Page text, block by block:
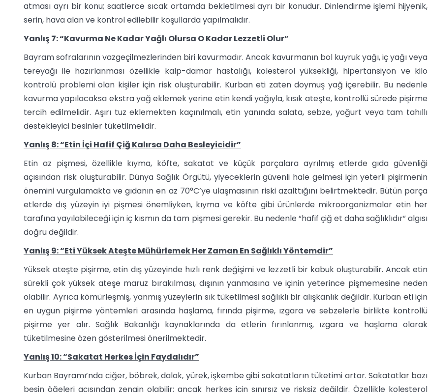
atması ayrı bir konu; saatlerce sıcak ortamda bekletilmesi ayrı bir konudur. Dinlendirme işlemi hijyenik,
serin, hava alan ve kontrol edilebilir koşullarda yapılmalıdır.
Yanlış 7: “Kavurma Ne Kadar Yağlı Olursa O Kadar Lezzetli Olur”
Bayram sofralarının vazgeçilmezlerinden biri kavurmadır. Ancak kavurmanın bol kuyruk yağı, iç yağı veya
tereyağı ile hazırlanması özellikle kalp-damar hastalığı, kolesterol yüksekliği, hipertansiyon ve kilo
kontrolü problemi olan kişiler için risk oluşturabilir. Kurban eti zaten doymuş yağ içerebilir. Bu nedenle
kavurma yapılacaksa ekstra yağ eklemek yerine etin kendi yağıyla, kısık ateşte, kontrollü sürede pişirme
tercih edilmelidir. Aşırı tuz eklemekten kaçınılmalı, etin yanında salata, sebze, yoğurt veya tam tahıllı
destekleyici besinler tüketilmelidir.
Yanlış 8: “Etin İçi Hafif Çiğ Kalırsa Daha Besleyicidir”
Etin az pişmesi, özellikle kıyma, köfte, sakatat ve küçük parçalara ayrılmış etlerde gıda güvenliği
açısından risk oluşturabilir. Dünya Sağlık Örgütü, yiyeceklerin güvenli hale gelmesi için yeterli pişirmenin
önemini vurgulamakta ve gıdanın en az 70°C’ye ulaşmasının riski azalttığını belirtmektedir. Bütün parça
etlerde dış yüzeyin iyi pişmesi önemliyken, kıyma ve köfte gibi ürünlerde mikroorganizmalar etin her
tarafına yayılabileceği için iç kısmın da tam pişmesi gerekir. Bu nedenle “hafif çiğ et daha sağlıklıdır” algısı
doğru değildir.
Yanlış 9: “Eti Yüksek Ateşte Mühürlemek Her Zaman En Sağlıklı Yöntemdir”
Yüksek ateşte pişirme, etin dış yüzeyinde hızlı renk değişimi ve lezzetli bir kabuk oluşturabilir. Ancak etin
sürekli çok yüksek ateşe maruz bırakılması, dışının yanmasına ve içinin yeterince pişmemesine neden
olabilir. Ayrıca kömürleşmiş, yanmış yüzeylerin sık tüketilmesi sağlıklı bir alışkanlık değildir. Kurban eti için
en uygun pişirme yöntemleri arasında haşlama, fırında pişirme, ızgara ve sebzelerle birlikte kontrollü
pişirme yer alır. Sağlık Bakanlığı kaynaklarında da etlerin fırınlanmış, ızgara ve haşlama olarak
tüketilmesine özen gösterilmesi önerilmektedir.
Yanlış 10: “Sakatat Herkes İçin Faydalıdır”
Kurban Bayramı’nda ciğer, böbrek, dalak, yürek, işkembe gibi sakatatların tüketimi artar. Sakatatlar bazı
besin öğeleri açısından zengin olabilir; ancak herkes için sınırsız ve risksiz değildir. Özellikle kolesterol